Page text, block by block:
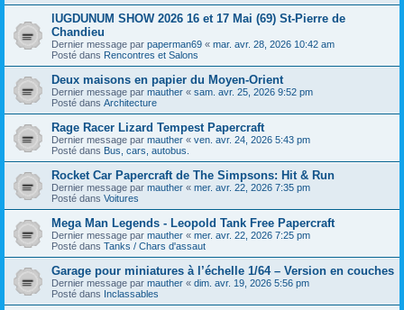
lUGDUNUM SHOW 2026 16 et 17 Mai (69) St-Pierre de
Chandieu
Dernier message par paperman69 « mar. avr. 28, 2026 10:42 am
Posté dans Rencontres et Salons
Deux maisons en papier du Moyen-Orient
Dernier message par mauther « sam. avr. 25, 2026 9:52 pm
Posté dans Architecture
Rage Racer Lizard Tempest Papercraft
Dernier message par mauther « ven. avr. 24, 2026 5:43 pm
Posté dans Bus, cars, autobus.
Rocket Car Papercraft de The Simpsons: Hit & Run
Dernier message par mauther « mer. avr. 22, 2026 7:35 pm
Posté dans Voitures
Mega Man Legends - Leopold Tank Free Papercraft
Dernier message par mauther « mer. avr. 22, 2026 7:25 pm
Posté dans Tanks / Chars d'assaut
Garage pour miniatures à l’échelle 1/64 – Version en couches
Dernier message par mauther « dim. avr. 19, 2026 5:56 pm
Posté dans Inclassables